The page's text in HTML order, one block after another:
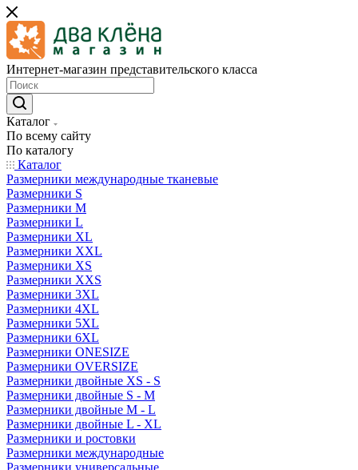
Интернет-магазин представительского класса
Каталог
По всему сайту
По каталогу
Каталог
Размерники международные тканевые
Размерники S
Размерники M
Размерники L
Размерники XL
Размерники XXL
Размерники XS
Размерники XXS
Размерники 3XL
Размерники 4XL
Размерники 5XL
Размерники 6XL
Размерники ONESIZE
Размерники OVERSIZE
Размерники двойные XS - S
Размерники двойные S - M
Размерники двойные M - L
Размерники двойные L - XL
Размерники и ростовки
Размерники международные
Размерники универсальные